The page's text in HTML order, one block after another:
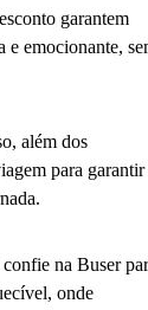
garantem
e emocionante,
além dos
para garantir
na Buser
onde